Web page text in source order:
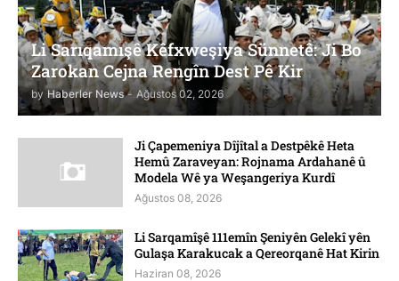
Li Sarıqamışê Kêfxweşiya Sünnetê: Ji Bo
Zarokan Cejna Rengîn Dest Pê Kir
by Haberler News - Ağustos 02, 2026
Ji Çapemeniya Dîjîtal a Destpêkê Heta
Hemû Zaraveyan: Rojnama Ardahanê û
Modela Wê ya Weşangeriya Kurdî
Ağustos 08, 2026
Li Sarqamîşê 111emîn Şeniyên Gelekî yên
Gulaşa Karakucak a Qereorqanê Hat Kirin
Haziran 08, 2026